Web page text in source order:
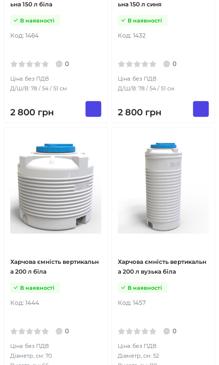
ьна 150 л біла
Код: 1464
В наявності
0
Ціна: без ПДВ
Д/Ш/В: 78 / 54 / 51 см
2 800 грн
ьна 150 л синя
Код: 1432
В наявності
0
Ціна: без ПДВ
Д/Ш/В: 78 / 54 / 51 см
2 800 грн
Харчова ємність вертикальн
а 200 л біла
Код: 1444
В наявності
0
Ціна: без ПДВ
Діаметр, см: 70
Харчова ємність вертикальн
а 200 л вузька біла
Код: 1457
В наявності
0
Ціна: без ПДВ
Діаметр, см: 52